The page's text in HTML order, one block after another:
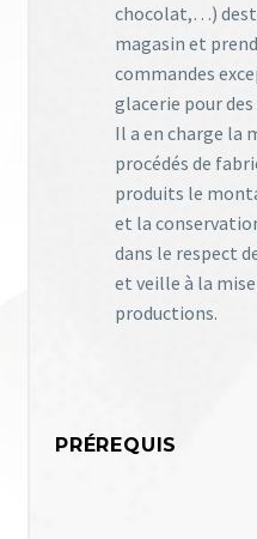
chocolat,…)
magasin et
commandes
glacerie pour
Il a en charge la
procédés de
produits le
et la
dans le respect
et veille à la
productions.
PRÉREQUIS